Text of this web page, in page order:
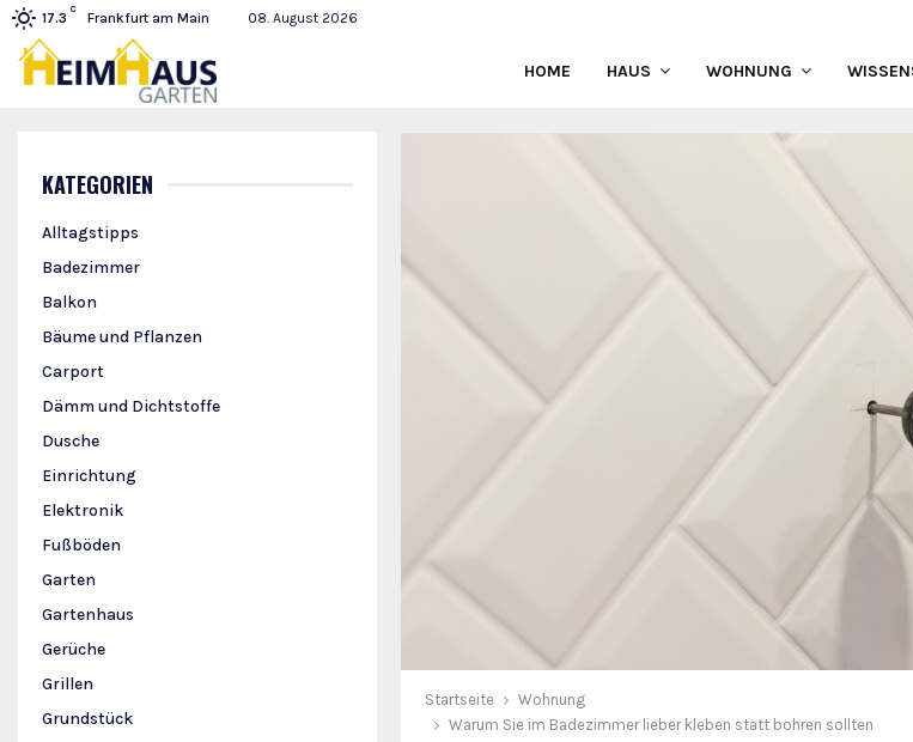
17.3
C
Frankfurt am Main 08. August 2026
HOME HAUS WOHNUNG
Startseite
Wohnung
Warum Sie im Badezimmer lieber kleben statt bohren sollten
KATEGORIEN
Alltagstipps
Badezimmer
Balkon
Bäume und Pflanzen
Carport
Dämm und Dichtstoffe
Dusche
Einrichtung
Elektronik
Fußböden
Garten
Gartenhaus
Gerüche
Grillen
Grundstück